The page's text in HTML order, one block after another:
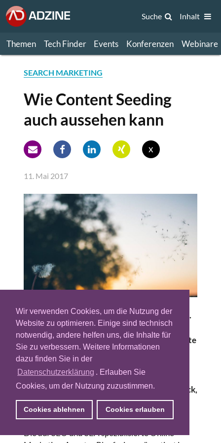
Wir verwenden Cookies, um die Nutzung der
Website zu optimieren. Einige sind technisch
notwendig, andere helfen uns, die Inhalte für
Sie zu verbessern. Weitere Informationen
dazu finden Sie in der
Datenschutzerklärung . Erlauben Sie
Cookies, um der Nutzung zuzustimmen.
Cookies ablehnen Cookies erlauben
Themen Tech Finder Events Konferenzen Webinare
Suche Inhalt
SEARCH MARKETING
Wie Content Seeding
auch aussehen kann
x
11. Mai 2017
Allein guter Content reicht noch lange nicht.
Man muss die Inhalte auch unter die Leute
bringen. Der Online-Lieferdienst Mjam wollte
mit seinem Food Blog eine größere
Reichweite erzielen als er es bisher über
eigene Kanäle geschafft hat. Dafür griff das
Unternehmen auf ein Content Seeding zurück,
bei dem externe Bloganbieter bei der
Erstellung von Inhalten mitwirkten.
Die auf SEO und SEA spezialisierte Online-